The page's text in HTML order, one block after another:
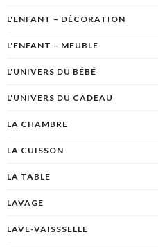
L'ENFANT – DÉCORATION
L'ENFANT – MEUBLE
L'UNIVERS DU BÉBÉ
L'UNIVERS DU CADEAU
LA CHAMBRE
LA CUISSON
LA TABLE
LAVAGE
LAVE-VAISSSELLE